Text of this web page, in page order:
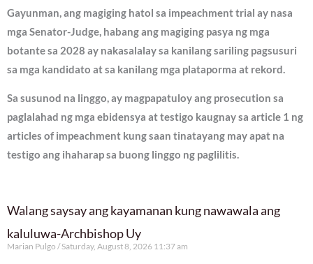
Gayunman, ang magiging hatol sa impeachment trial ay nasa
mga Senator-Judge, habang ang magiging pasya ng mga
botante sa 2028 ay nakasalalay sa kanilang sariling pagsusuri
sa mga kandidato at sa kanilang mga plataporma at rekord.
Sa susunod na linggo, ay magpapatuloy ang prosecution sa
paglalahad ng mga ebidensya at testigo kaugnay sa article 1 ng
articles of impeachment kung saan tinatayang may apat na
testigo ang ihaharap sa buong linggo ng paglilitis.
Walang saysay ang kayamanan kung nawawala ang
kaluluwa-Archbishop Uy
Marian Pulgo Saturday, August 8, 2026 11:37 am